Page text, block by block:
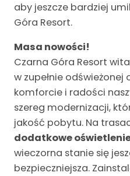
aby jeszcze bardziej
Góra Resort.
Masa nowości!
Czarna Góra Resort
w zupełnie odświeżonej
komforcie i radości
szereg modernizacji,
jakość pobytu. Na
dodatkowe
wieczorna stanie się
bezpieczniejsza.